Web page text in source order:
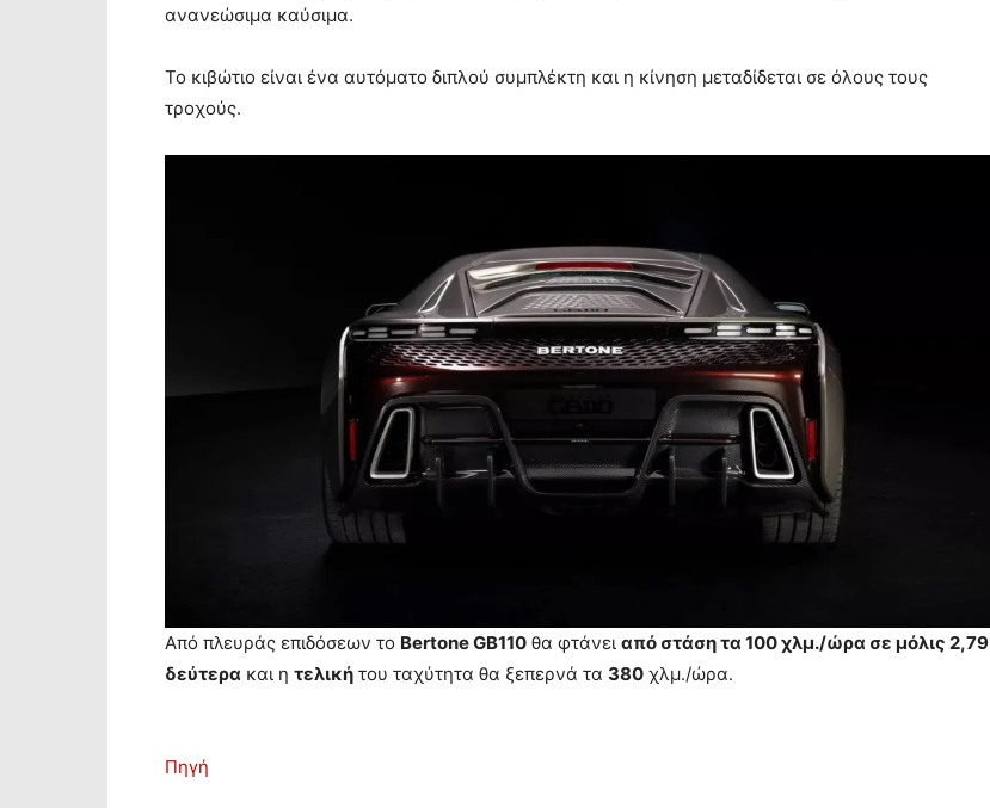
ανανεώσιμα καύσιμα.
Το κιβώτιο είναι ένα αυτόματο διπλού συμπλέκτη και η κίνηση μεταδίδεται σε όλους τους
τροχούς.
Από πλευράς επιδόσεων το Bertone GB110 θα φτάνει από στάση τα 100 χλμ./ώρα σε μόλις 2,79
δεύτερα και η τελική του ταχύτητα θα ξεπερνά τα 380 χλμ./ώρα.
Πηγή